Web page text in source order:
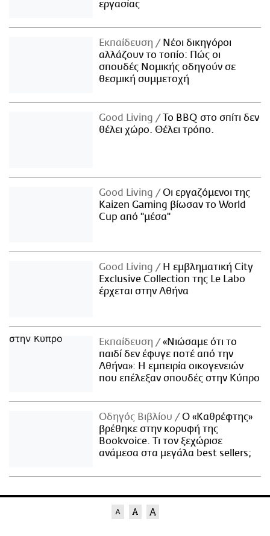
εργασίας
Εκπαίδευση
Νέοι δικηγόροι
αλλάζουν το τοπίο: Πώς οι
σπουδές Νομικής οδηγούν σε
θεσμική συμμετοχή
Good Living
Το BBQ στο σπίτι δεν
θέλει χώρο. Θέλει τρόπο.
Good Living
Οι εργαζόμενοι της
Kaizen Gaming βίωσαν το World
Cup από "μέσα"
Good Living
Η εμβληματική City
Exclusive Collection της Le Labo
έρχεται στην Αθήνα
Εκπαίδευση
«Νιώσαμε ότι το
παιδί δεν έφυγε ποτέ από την
Αθήνα»: Η εμπειρία οικογενειών
που επέλεξαν σπουδές στην Κύπρο
Οδηγός Βιβλίου
Ο «Καθρέφτης»
βρέθηκε στην κορυφή της
Bookvoice. Τι τον ξεχώρισε
ανάμεσα στα μεγάλα best sellers;